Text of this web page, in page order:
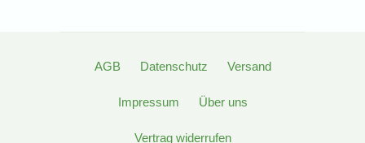
AGB Datenschutz Versand
Impressum Über uns
Vertrag widerrufen